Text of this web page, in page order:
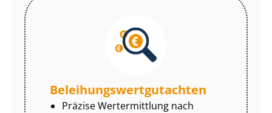
Be­lei­hungs­wert­gut­ach­ten
Präzise Wertermittlung nach